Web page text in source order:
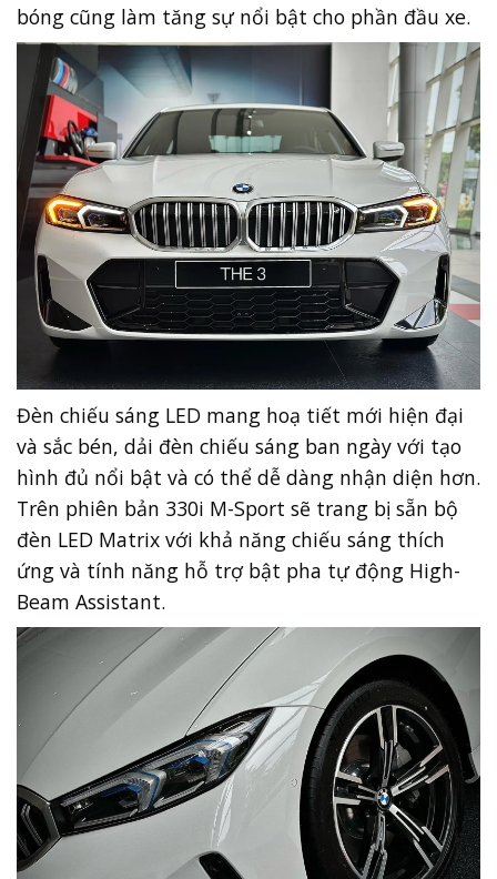
bóng cũng làm tăng sự nổi bật cho phần đầu xe.
Đèn chiếu sáng LED mang hoạ tiết mới hiện đại
và sắc bén, dải đèn chiếu sáng ban ngày với tạo
hình đủ nổi bật và có thể dễ dàng nhận diện hơn.
Trên phiên bản 330i M-Sport sẽ trang bị sẵn bộ
đèn LED Matrix với khả năng chiếu sáng thích
ứng và tính năng hỗ trợ bật pha tự động High-
Beam Assistant.